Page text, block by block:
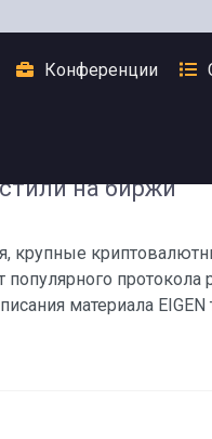
Конференции
на биржи
крупные
популярного протокола
материала EIGEN